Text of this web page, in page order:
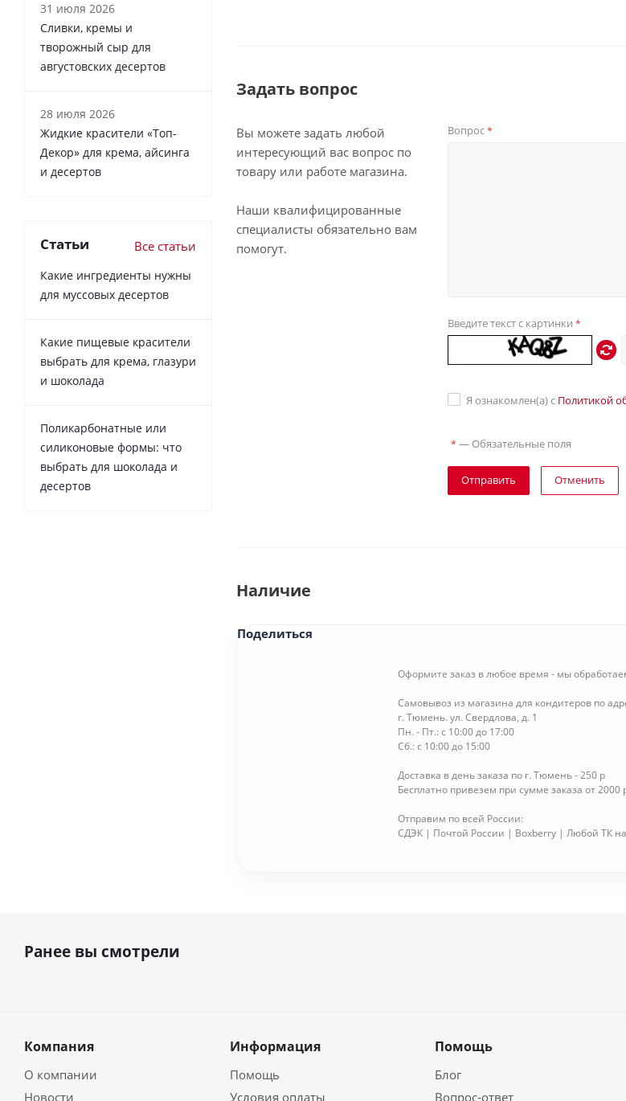
Задать вопрос
Вы можете задать любой
интересующий вас вопрос по
товару или работе магазина.
Наши квалифицированные
специалисты обязательно вам
помогут.
Вопрос*
Введите текст с картинки *
Я ознакомлен(а) с Политикой
* — Обязательные поля
Отправить Отменить
Наличие
Поделиться
Оформите заказ в любое время - мы
Самовывоз из магазина для кондитеров по
г. Тюмень. ул. Свердлова, д. 1
Пн. - Пт.: с 10:00 до 17:00
Сб.: с 10:00 до 15:00
Доставка в день заказа по г. Тюмень - 250 р
Бесплатно привезем при сумме заказа от 2000
Отправим по всей России:
СДЭК | Почтой России | Boxberry | Любой ТК
31 июля 2026
Сливки, кремы и
творожный сыр для
августовских десертов
28 июля 2026
Жидкие красители «Топ-
Декор» для крема, айсинга
и десертов
Статьи Все статьи
Какие ингредиенты нужны
для муссовых десертов
Какие пищевые красители
выбрать для крема, глазури
и шоколада
Поликарбонатные или
силиконовые формы: что
выбрать для шоколада и
десертов
Ранее вы смотрели
Компания
О компании
Новости
Информация
Помощь
Условия оплаты
Помощь
Блог
Вопрос-ответ